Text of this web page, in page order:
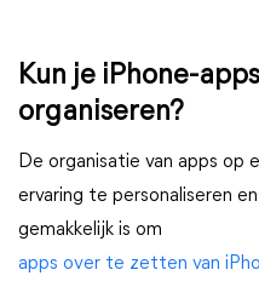
Kun je iPhone-
organiseren?
De organisatie van apps op
ervaring te personaliseren
gemakkelijk is om
apps over te zetten van